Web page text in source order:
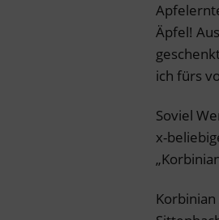
Äpfel!
ich fürs
Soviel
x-